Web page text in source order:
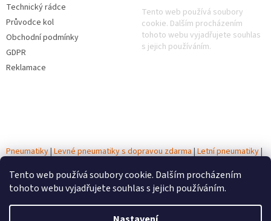
Tento web používá soubory cookie. Dalším procházením
tohoto webu vyjadřujete souhlas s jejich používáním.
Technický rádce
Průvodce kol
Obchodní podmínky
GDPR
Reklamace
Tento web používá soubory
cookie. Dalším procházením
tohoto webu vyjadřujete souhlas
s jejich používáním.
Pneumatiky|Levné pneumatiky s dopravou zdarma|Letní pneumatiky|
Autobaterie